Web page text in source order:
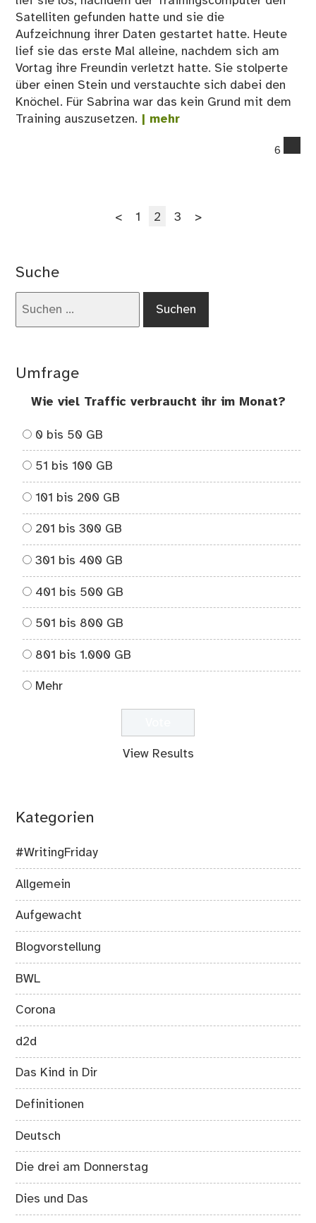
Satelliten gefunden hatte und sie die
Aufzeichnung ihrer Daten gestartet hatte. Heute
lief sie das erste Mal alleine, nachdem sich am
Vortag ihre Freundin verletzt hatte. Sie stolperte
über einen Stein und verstauchte sich dabei den
Knöchel. Für Sabrina war das kein Grund mit dem
Training auszusetzen. | mehr
6
< Seite
1 Seite
2 Seite
3 >
Suche
Umfrage
Wie viel Traffic verbraucht ihr im Monat?
0 bis 50 GB
51 bis 100 GB
101 bis 200 GB
201 bis 300 GB
301 bis 400 GB
401 bis 500 GB
501 bis 800 GB
801 bis 1.000 GB
Mehr
View Results
Kategorien
#WritingFriday
Allgemein
Aufgewacht
Blogvorstellung
BWL
Corona
d2d
Das Kind in Dir
Definitionen
Deutsch
Die drei am Donnerstag
Dies und Das